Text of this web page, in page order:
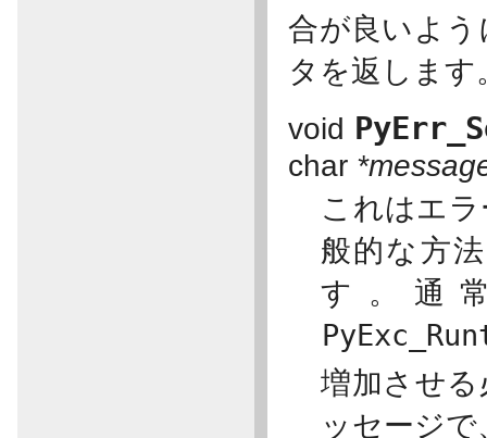
合が良いよ
タを返します
void
char
これはエ
般的な方
す。通
増加させ
ッセージ